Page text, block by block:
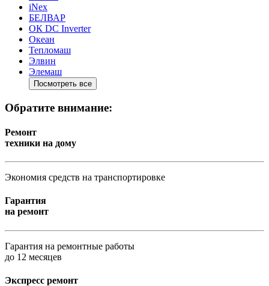
iNex
БЕЛВАР
ОК DC Inverter
Океан
Тепломаш
Элвин
Элемаш
Посмотреть все
Обратите внимание:
Ремонт
техники на дому
Экономия средств на транспортировке
Гарантия
на ремонт
Гарантия на ремонтные работы
до 12 месяцев
Экспресс ремонт